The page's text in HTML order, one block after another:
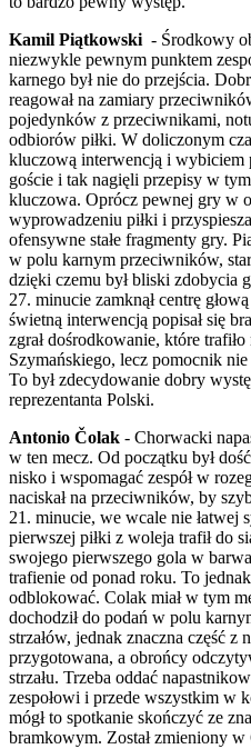
Kamil Piątkowski - Środkowy
niezwykle pewnym punktem
karnego był nie do przejścia.
reagował na zamiary
pojedynków z przeciwnikami,
odbiorów piłki. W doliczonym
kluczową interwencją i wybiciem
goście i tak nagięli przepisy w
kluczowa. Oprócz pewnej gry w
wyprowadzeniu piłki i
ofensywne stałe fragmenty gry.
w polu karnym przeciwników,
dzięki czemu był bliski zdobycia
27. minucie zamknął centrę
świetną interwencją popisał się
zgrał dośrodkowanie, które
Szymańskiego, lecz pomocnik
To był zdecydowanie dobry
reprezentanta Polski.
Antonio Čolak - Chorwacki
w ten mecz. Od początku był
nisko i wspomagać zespół w
naciskał na przeciwników, by
21. minucie, we wcale nie łatwej
pierwszej piłki z woleja trafił do
swojego pierwszego gola w
trafienie od ponad roku. To
odblokować. Colak miał w tym
dochodził do podań w polu
strzałów, jednak znaczna część z
przygotowana, a obrońcy
strzału. Trzeba oddać
zespołowi i przede wszystkim w
mógł to spotkanie skończyć ze
bramkowym. Został zmieniony w